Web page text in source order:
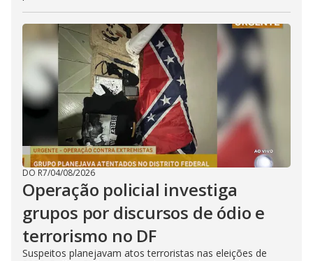
DO R7/04/08/2026
Operação policial investiga
grupos por discursos de ódio e
terrorismo no DF
Suspeitos planejavam atos terroristas nas eleições de